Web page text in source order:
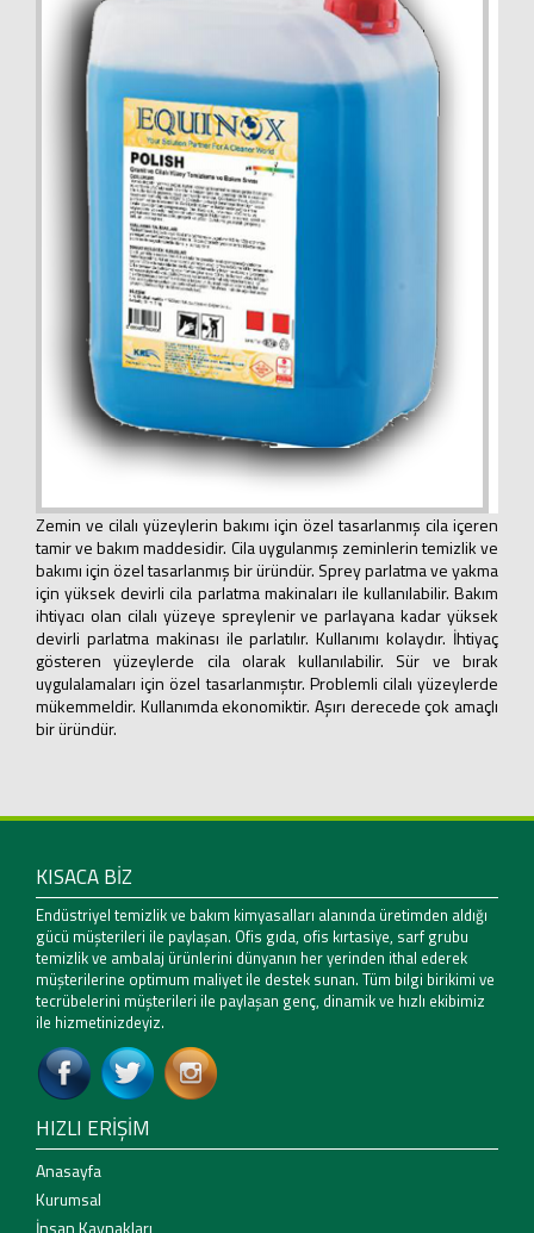
Zemin ve cilalı yüzeylerin bakımı için özel tasarlanmış cila içeren
tamir ve bakım maddesidir. Cila uygulanmış zeminlerin temizlik ve
bakımı için özel tasarlanmış bir üründür. Sprey parlatma ve yakma
için yüksek devirli cila parlatma makinaları ile kullanılabilir. Bakım
ihtiyacı olan cilalı yüzeye spreylenir ve parlayana kadar yüksek
devirli parlatma makinası ile parlatılır. Kullanımı kolaydır. İhtiyaç
gösteren yüzeylerde cila olarak kullanılabilir. Sür ve bırak
uygulalamaları için özel tasarlanmıştır. Problemli cilalı yüzeylerde
mükemmeldir. Kullanımda ekonomiktir. Aşırı derecede çok amaçlı
bir üründür.
KISACA BİZ
Endüstriyel temizlik ve bakım kimyasalları alanında üretimden aldığı
gücü müşterileri ile paylaşan. Ofis gıda, ofis kırtasiye, sarf grubu
temizlik ve ambalaj ürünlerini dünyanın her yerinden ithal ederek
müşterilerine optimum maliyet ile destek sunan. Tüm bilgi birikimi ve
tecrübelerini müşterileri ile paylaşan genç, dinamik ve hızlı ekibimiz
ile hizmetinizdeyiz.
HIZLI ERİŞİM
Anasayfa
Kurumsal
İnsan Kaynakları